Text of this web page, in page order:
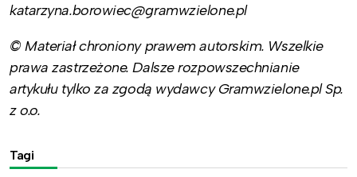
katarzyna.borowiec@gramwzielone.pl
© Materiał chroniony prawem autorskim. Wszelkie
prawa zastrzeżone. Dalsze rozpowszechnianie
artykułu tylko za zgodą wydawcy Gramwzielone.pl Sp.
z o.o.
Tagi